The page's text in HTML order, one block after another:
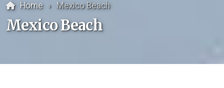
Home Mexico Beach
Mexico Beach